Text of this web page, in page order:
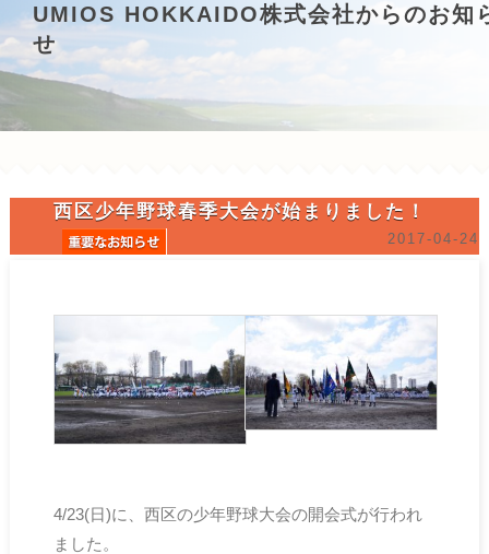
UMIOS HOKKAIDO株式会社からのお知
せ
西区少年野球春季大会が始まりました！
2017-04-24
4/23(日)に、西区の少年野球大会の開会式が行われ
ました。